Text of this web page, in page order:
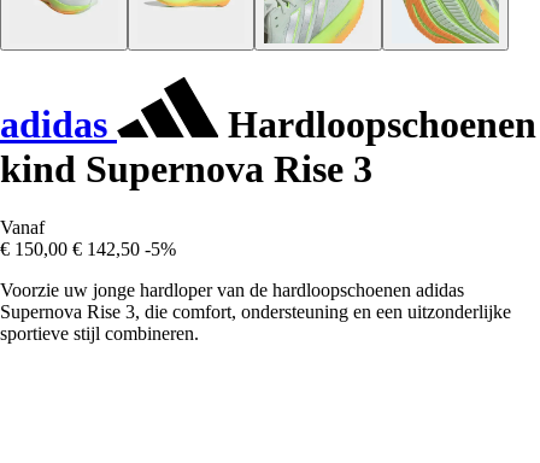
adidas
Hardloopschoenen
kind Supernova Rise 3
Vanaf
€ 150,00 € 142,50 -5%
Voorzie uw jonge hardloper van de hardloopschoenen adidas
Supernova Rise 3, die comfort, ondersteuning en een uitzonderlijke
sportieve stijl combineren.